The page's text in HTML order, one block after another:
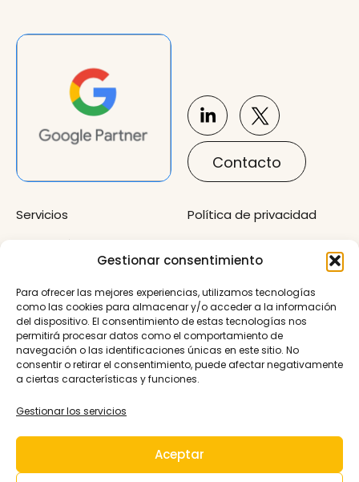
Gestionar consentimiento
Para ofrecer las mejores experiencias, utilizamos tecnologías
como las cookies para almacenar y/o acceder a la información
del dispositivo. El consentimiento de estas tecnologías nos
permitirá procesar datos como el comportamiento de
navegación o las identificaciones únicas en este sitio. No
consentir o retirar el consentimiento, puede afectar negativamente
a ciertas características y funciones.
Gestionar los servicios
Aceptar
Contacto
Servicios
Sobre mí
Guías
Migra a Analytics 4
Política de privacidad
Esta web ha sido crerada gracias al programa
Básica en Internet